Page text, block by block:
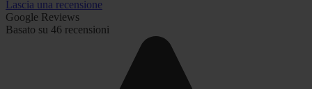
Lascia una recensione
Google Reviews
Basato su 46 recensioni